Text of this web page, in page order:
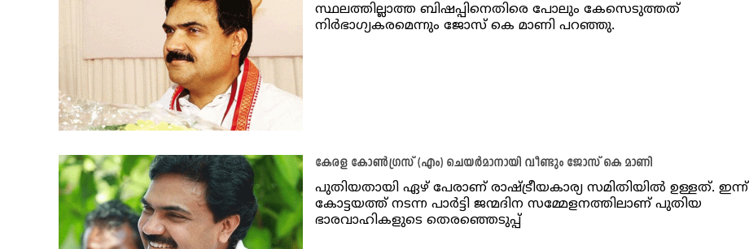
സ്ഥലത്തില്ലാത്ത ബിഷപ്പിനെതിരെ പോലും കേസെടുത്തത്
നിർഭാഗ്യകരമെന്നും ജോസ് കെ മാണി പറഞ്ഞു.
കേരള കോൺഗ്രസ് (എം) ചെയർമാനായി വീണ്ടും ജോസ് കെ മാണി
പുതിയതായി ഏഴ് പേരാണ് രാഷ്ട്രീയകാര്യ സമിതിയിൽ ഉള്ളത്. ഇന്ന്
കോട്ടയത്ത് നടന്ന പാർട്ടി ജന്മദിന സമ്മേളനത്തിലാണ് പുതിയ
ഭാരവാഹികളുടെ തെരഞ്ഞെടുപ്പ്